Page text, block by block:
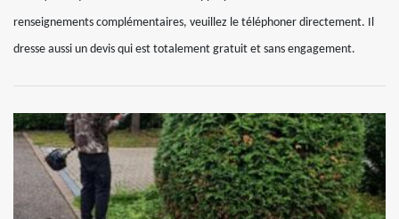
renseignements complémentaires, veuillez le téléphoner directement. Il
dresse aussi un devis qui est totalement gratuit et sans engagement.